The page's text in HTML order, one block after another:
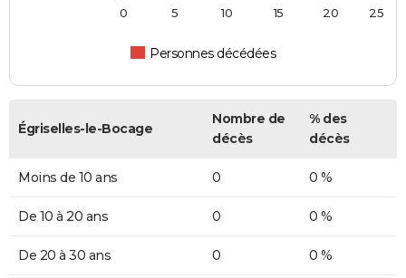
Personnes décédées
0 5 10 15 20 25
Égriselles-le-Bocage
Nombre de
décès
% des
décès
Moins de 10 ans 0 0 %
De 10 à 20 ans 0 0 %
De 20 à 30 ans 0 0 %